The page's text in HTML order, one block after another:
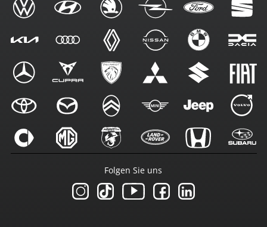
Folgen Sie uns